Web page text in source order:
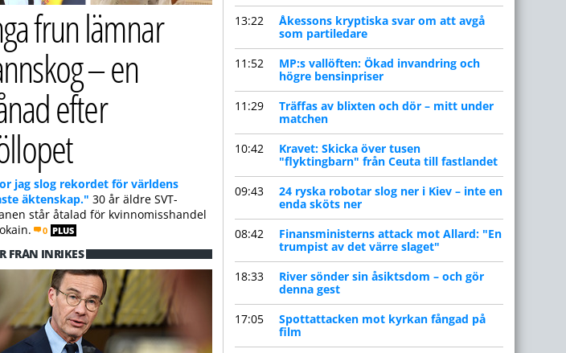
13:22
Åkessons kryptiska svar om att avgå
som partiledare
11:52
MP:s vallöften: Ökad invandring och
högre bensinpriser
11:29
Träffas av blixten och dör – mitt under
matchen
10:42
Kravet: Skicka över tusen
"flyktingbarn" från Ceuta till fastlandet
09:43
24 ryska robotar slog ner i Kiev – inte en
enda sköts ner
08:42
Finansministerns attack mot Allard: "En
trumpist av det värre slaget"
18:33
River sönder sin åsiktsdom – och gör
denna gest
17:05
Spottattacken mot kyrkan fångad på
film
frun lämnar
– en
efter
jag slog rekordet för världens
äktenskap." 30 år äldre SVT-
står åtalad för kvinnomisshandel
0 PLUS
FRÅN INRIKES